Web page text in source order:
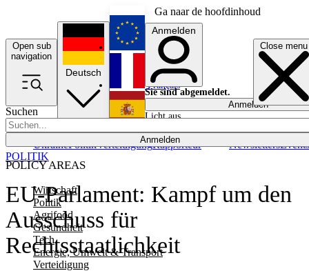
Ga naar de hoofdinhoud
Open sub
navigation
Close menu
Suchen
Anmelden
POLICY AREAS
Wirtschaft
Politik
Agrifood
Gesundheit
Tech
Energie, Umwelt & Transport
Verteidigung
UkrainePolitikVerteidigungRapporteur NewslettersEvents
Deutsch
English
Français
Anmelden
Sie sind abgemeldet.
Anmelden
Licht aus
EU-Parlament: Kampf um den
Ausschuss für
Rechtsstaatlichkeit
POLITIK